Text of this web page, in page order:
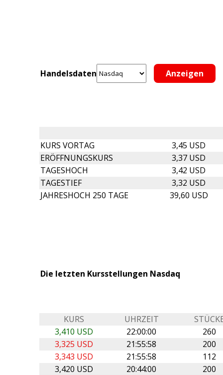
Handelsdaten
KURS VORTAG
3,45 USD
ERÖFFNUNGSKURS
3,37 USD
TAGESHOCH
3,42 USD
TAGESTIEF
3,32 USD
JAHRESHOCH 250 TAGE
39,60 USD
Die letzten Kursstellungen Nasdaq
KURS UHRZEIT
3,410 USD
22:00:00
260
3,325 USD
21:55:58
200
3,343 USD
21:55:58
112
3,420 USD
20:44:00
200